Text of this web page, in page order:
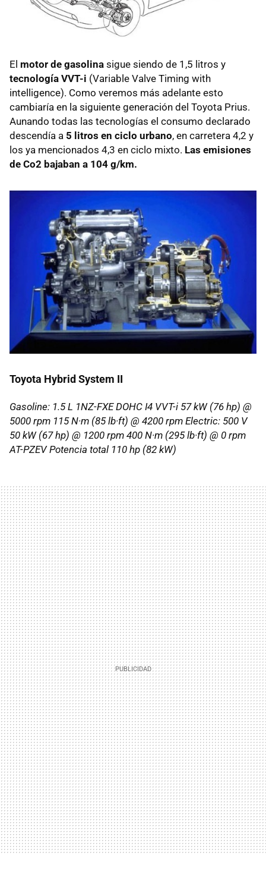
El motor de gasolina sigue siendo de 1,5 litros y
tecnología VVT-i (Variable Valve Timing with
intelligence). Como veremos más adelante esto
cambiaría en la siguiente generación del Toyota Prius.
Aunando todas las tecnologías el consumo declarado
descendía a 5 litros en ciclo urbano, en carretera 4,2 y
los ya mencionados 4,3 en ciclo mixto. Las emisiones
de Co2 bajaban a 104 g/km.
Toyota Hybrid System II
Gasoline: 1.5 L 1NZ-FXE DOHC I4 VVT-i 57 kW (76 hp) @
5000 rpm 115 N·m (85 lb·ft) @ 4200 rpm Electric: 500 V
50 kW (67 hp) @ 1200 rpm 400 N·m (295 lb·ft) @ 0 rpm
AT-PZEV Potencia total 110 hp (82 kW)